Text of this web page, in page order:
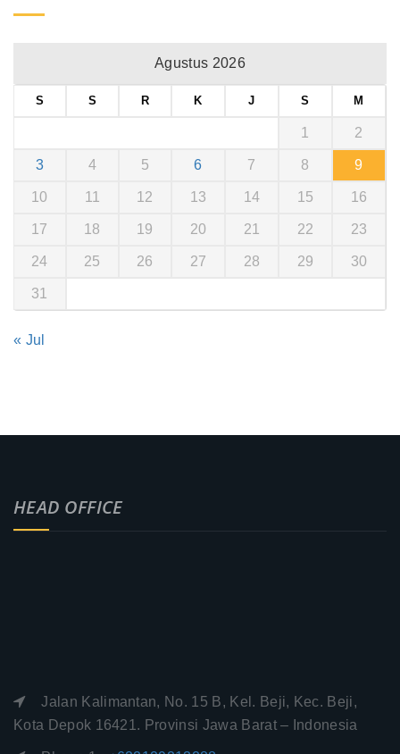
Agustus 2026
S S R K J S M
1 2
3 4 5 6 7 8 9
10 11 12 13 14 15 16
17 18 19 20 21 22 23
24 25 26 27 28 29 30
31
« Jul
HEAD OFFICE
Jalan Kalimantan, No. 15 B, Kel. Beji, Kec. Beji,
Kota Depok 16421. Provinsi Jawa Barat – Indonesia